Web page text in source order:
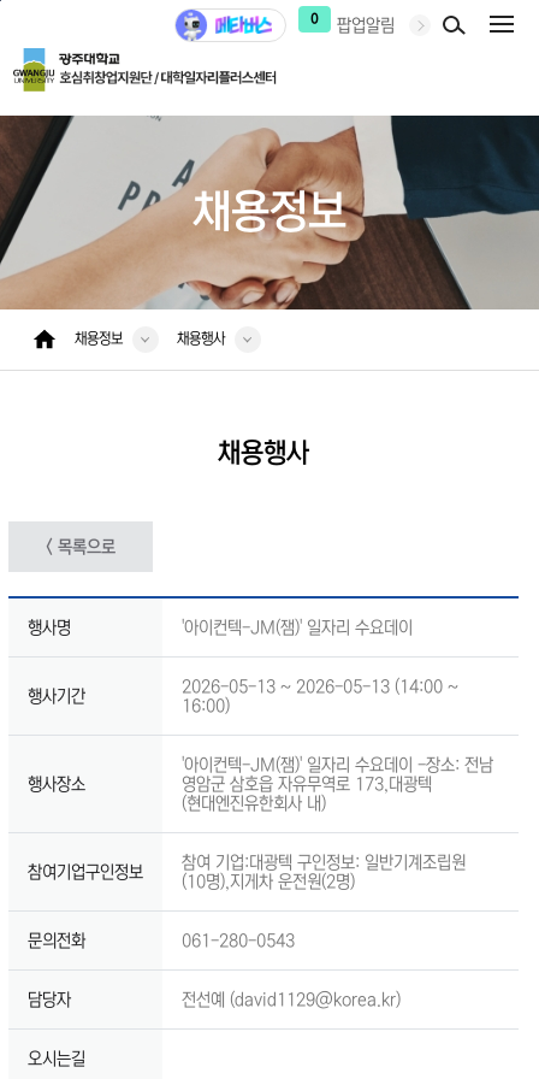
0 팝업알림
채용정보
채용정보 채용행사
채용행사
< 목록으로
행사명 '아이컨텍-JM(잼)' 일자리 수요데이
행사기간
2026-05-13 ~ 2026-05-13 (14:00 ~
16:00)
행사장소
'아이컨텍-JM(잼)' 일자리 수요데이 -장소: 전남
영암군 삼호읍 자유무역로 173,대광텍
(현대엔진유한회사 내)
참여기업구인정보
참여 기업:대광텍 구인정보: 일반기계조립원
(10명),지게차 운전원(2명)
문의전화 061-280-0543
담당자 전선예 (david1129@korea.kr)
오시는길